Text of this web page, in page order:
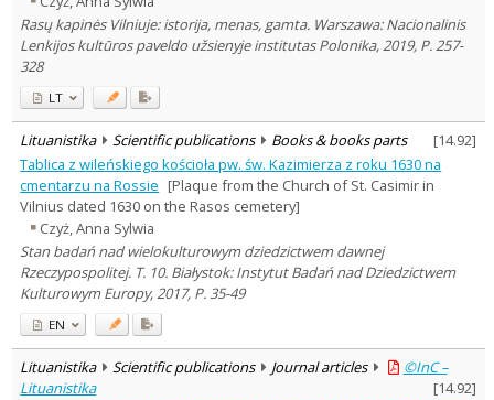
Rasų kapinės Vilniuje: istorija, menas, gamta. Warszawa: Nacionalinis
Lenkijos kultūros paveldo užsienyje institutas Polonika, 2019, P. 257-
328
LT
Lituanistika Scientific publications Books & books parts [14.92]
Tablica z wileńskiego kościoła pw. św. Kazimierza z roku 1630 na
cmentarzu na Rossie [Plaque from the Church of St. Casimir in
Vilnius dated 1630 on the Rasos cemetery]
Czyż, Anna Sylwia
Stan badań nad wielokulturowym dziedzictwem dawnej
Rzeczypospolitej. T. 10. Białystok: Instytut Badań nad Dziedzictwem
Kulturowym Europy, 2017, P. 35-49
EN
Lituanistika Scientific publications Journal articles
©InC –
Lituanistika
[14.92]